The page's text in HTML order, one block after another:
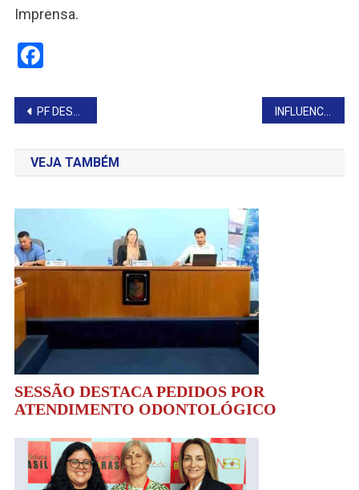
Imprensa.
Facebook
Navegação
de
Post
PF DESCOBRIU ESQUEMA NA PREFEITURA POR ACASO QUANDO FAZIA OUTRA OPERAÇÃO INFLUENCIADOR HYTALO SANTOS É PRESO EM SP EM INVESTIGAÇÃO CONTRA EXPLORAÇÃO DE MENORES
VEJA TAMBÉM
SESSÃO DESTACA PEDIDOS POR
ATENDIMENTO ODONTOLÓGICO